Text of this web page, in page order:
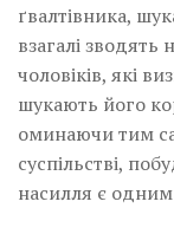
ґвалтівника,
взагалі зводять
чоловіків, які
шукають його
оминаючи тим
суспільстві,
насилля є одним